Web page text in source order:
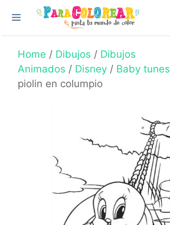
content
Menu
Home / Dibujos / Dibujos
Animados / Disney / Baby tunes
piolin en columpio